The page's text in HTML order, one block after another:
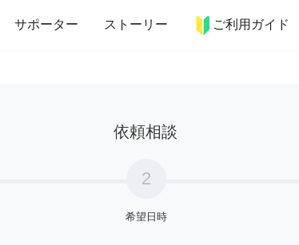
サポーター ストーリー ご利用ガイド
テリア 趣味・習い事 ペット 料理
依頼相談
2
希望日時